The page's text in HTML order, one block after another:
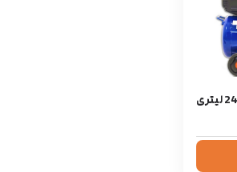
کمپرسور باد سیلندری 24 لیتری